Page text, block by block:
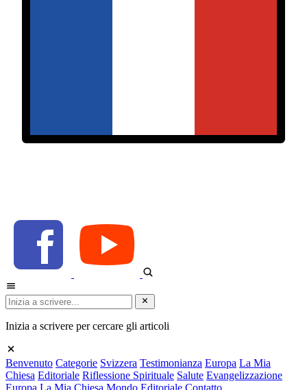
Inizia a scrivere per cercare gli articoli
Benvenuto Categorie Svizzera Testimonianza Europa La Mia
Chiesa Editoriale Riflessione Spirituale Salute Evangelizzazione